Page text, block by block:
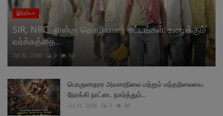
இந்தியா
SIR, NRC, நான்கு தொழிலாளர் சட்டங்கள்: உழைக்கும்
வர்க்கத்தை...
Jul 30, 2026 0 50
பொருளாதார அவசரநிலை மற்றும் மந்தநிலையை
நோக்கி நாட்டை நகர்த்தும்...
Jul 21, 2026 0 88